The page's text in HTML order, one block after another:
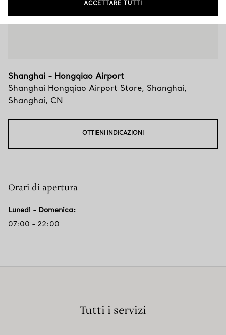
Shanghai - Hongqiao Airport
Shanghai Hongqiao Airport Store, Shanghai,
Shanghai, CN
OTTIENI INDICAZIONI
Orari di apertura
Lunedì - Domenica:
07:00 - 22:00
Tutti i servizi
ACCETTARE TUTTI